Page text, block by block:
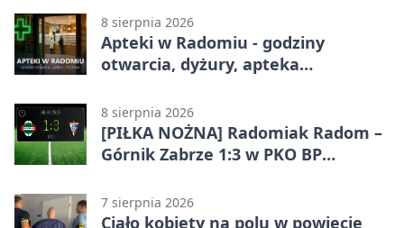
8 sierpnia 2026
Apteki w Radomiu - godziny
otwarcia, dyżury, apteka
8 sierpnia 2026
[PIŁKA NOŻNA] Radomiak Radom –
Górnik Zabrze 1:3 w PKO BP
golami pogrążył gospodarzy
7 sierpnia 2026
Ciało kobiety na polu w powiecie